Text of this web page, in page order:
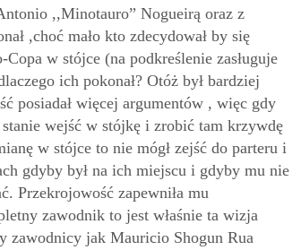
,,Minotauro” Nogueirą oraz z
,choć mało kto zdecydował by się
w stójce (na podkreślenie zasługuje
ich pokonał? Otóż był bardziej
posiadał więcej argumentów , więc gdy
wejść w stójkę i zrobić tam krzywdę
w stójce to nie mógł zejść do parteru i
gdyby był na ich miejscu i gdyby mu nie
Przekrojowość zapewniła mu
zawodnik to jest właśnie ta wizja
zawodnicy jak Mauricio Shogun Rua